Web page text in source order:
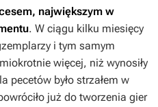
największym w
. W ciągu kilku miesięcy
i tym samym
więcej, niż wynosiły
pecetów było strzałem w
już do tworzenia gier